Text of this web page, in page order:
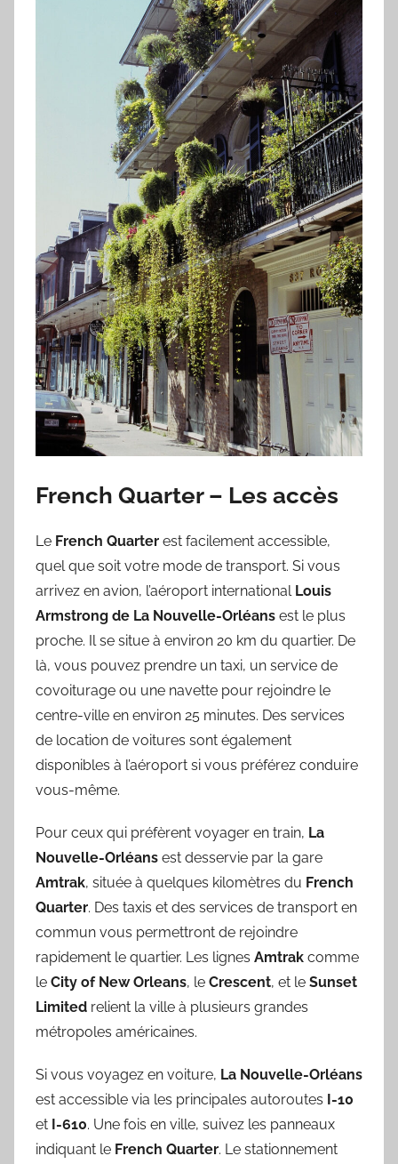
French Quarter – Les accès
Le French Quarter est facilement accessible,
quel que soit votre mode de transport. Si vous
arrivez en avion, l’aéroport international Louis
Armstrong de La Nouvelle-Orléans est le plus
proche. Il se situe à environ 20 km du quartier. De
là, vous pouvez prendre un taxi, un service de
covoiturage ou une navette pour rejoindre le
centre-ville en environ 25 minutes. Des services
de location de voitures sont également
disponibles à l’aéroport si vous préférez conduire
vous-même.
Pour ceux qui préfèrent voyager en train, La
Nouvelle-Orléans est desservie par la gare
Amtrak, située à quelques kilomètres du French
Quarter. Des taxis et des services de transport en
commun vous permettront de rejoindre
rapidement le quartier. Les lignes Amtrak comme
le City of New Orleans, le Crescent, et le Sunset
Limited relient la ville à plusieurs grandes
métropoles américaines.
Si vous voyagez en voiture, La Nouvelle-Orléans
est accessible via les principales autoroutes I-10
et I-610. Une fois en ville, suivez les panneaux
indiquant le French Quarter. Le stationnement